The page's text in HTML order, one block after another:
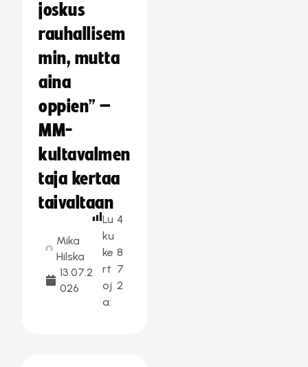
joskus
rauhallisem
min, mutta
aina
oppien” –
MM-
kultavalmen
taja kertaa
taivaltaan
Mika
Hilska
13.07.2
026
Lu
ku
ke
rt
oj
a:
4
8
7
2